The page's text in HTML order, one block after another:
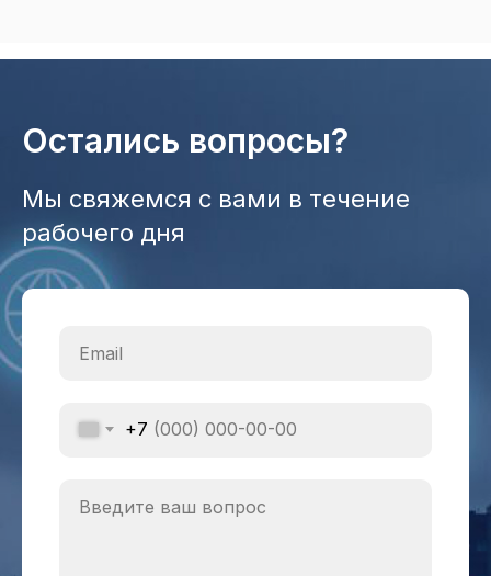
Остались вопросы?
Мы свяжемся с вами в течение
рабочего дня
+7